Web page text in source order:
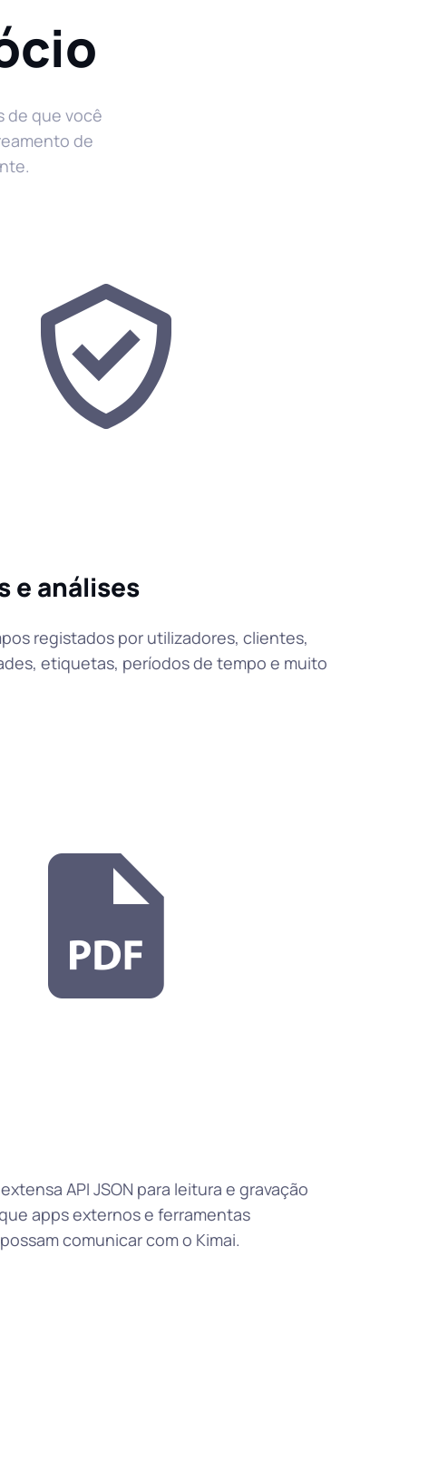
de que você
de
e análises
registados por utilizadores, clientes,
etiquetas, períodos de tempo e muito
API JSON para leitura e gravação
apps externos e ferramentas
comunicar com o Kimai.